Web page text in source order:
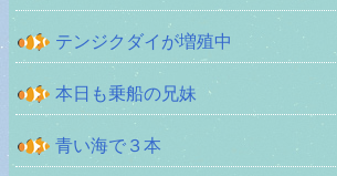
テンジクダイが増殖中
本日も乗船の兄妹
青い海で３本